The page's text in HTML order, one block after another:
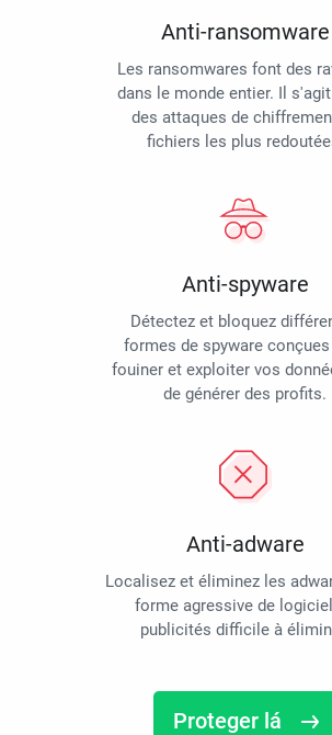
Anti-ransomware
Les ransomwares font des
dans le monde entier. Il
des attaques de
fichiers les plus
Anti-spyware
Détectez et bloquez
formes de spyware
fouiner et exploiter vos
de générer des profits.
Anti-adware
Localisez et éliminez les
forme agressive de
publicités difficile à
Proteger lá